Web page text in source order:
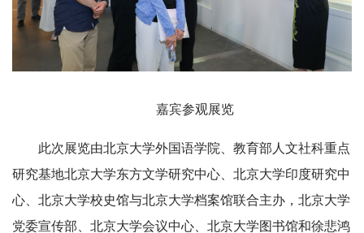
嘉宾参观展览
此次展览由北京大学外国语学院、教育部人文社科重点
研究基地北京大学东方文学研究中心、北京大学印度研究中
心、北京大学校史馆与北京大学档案馆联合主办，北京大学
党委宣传部、北京大学会议中心、北京大学图书馆和徐悲鸿